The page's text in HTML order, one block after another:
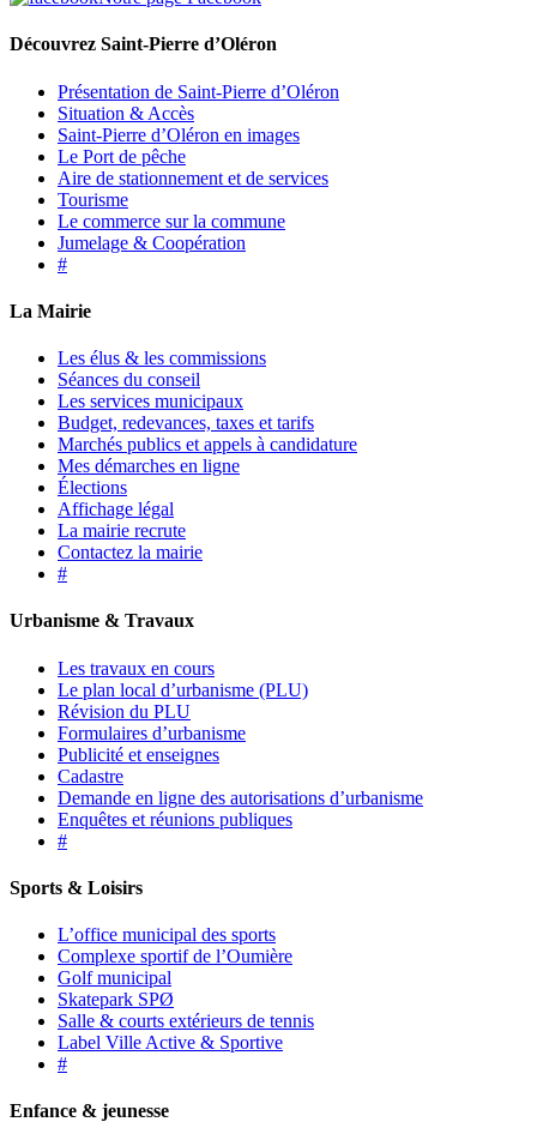
Découvrez Saint-Pierre d’Oléron
Présentation de Saint-Pierre d’Oléron
Situation & Accès
Saint-Pierre d’Oléron en images
Le Port de pêche
Aire de stationnement et de services
Tourisme
Le commerce sur la commune
Jumelage & Coopération
#
La Mairie
Les élus & les commissions
Séances du conseil
Les services municipaux
Budget, redevances, taxes et tarifs
Marchés publics et appels à candidature
Mes démarches en ligne
Élections
Affichage légal
La mairie recrute
Contactez la mairie
#
Urbanisme & Travaux
Les travaux en cours
Le plan local d’urbanisme (PLU)
Révision du PLU
Formulaires d’urbanisme
Publicité et enseignes
Cadastre
Demande en ligne des autorisations d’urbanisme
Enquêtes et réunions publiques
#
Sports & Loisirs
L’office municipal des sports
Complexe sportif de l’Oumière
Golf municipal
Skatepark SPØ
Salle & courts extérieurs de tennis
Label Ville Active & Sportive
#
Enfance & jeunesse